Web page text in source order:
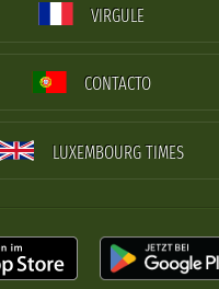
VIRGULE
CONTACTO
LUXEMBOURG TIMES